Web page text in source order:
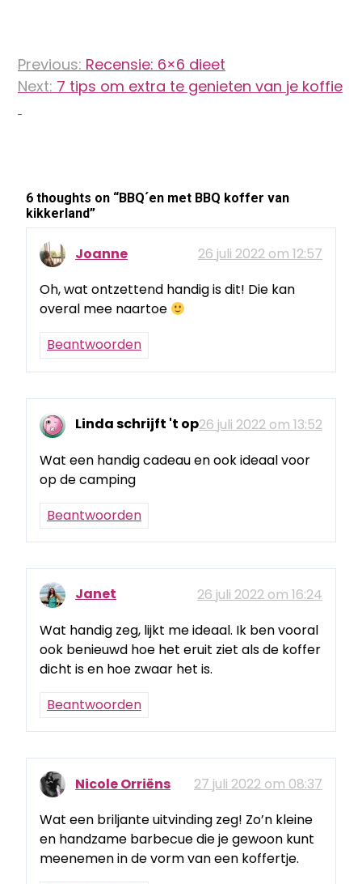
navigatie
Previous: Recensie: 6×6 dieet
Next: 7 tips om extra te genieten van je koffie
6 thoughts on “BBQ´en met BBQ koffer van
kikkerland”
Joanne
26 juli 2022 om 12:57
Oh, wat ontzettend handig is dit! Die kan
overal mee naartoe
Beantwoorden
Linda schrijft 't op26 juli 2022 om 13:52
Wat een handig cadeau en ook ideaal voor
op de camping
Beantwoorden
Janet
26 juli 2022 om 16:24
Wat handig zeg, lijkt me ideaal. Ik ben vooral
ook benieuwd hoe het eruit ziet als de koffer
dicht is en hoe zwaar het is.
Beantwoorden
Nicole Orriëns
27 juli 2022 om 08:37
Wat een briljante uitvinding zeg! Zo’n kleine
en handzame barbecue die je gewoon kunt
meenemen in de vorm van een koffertje.